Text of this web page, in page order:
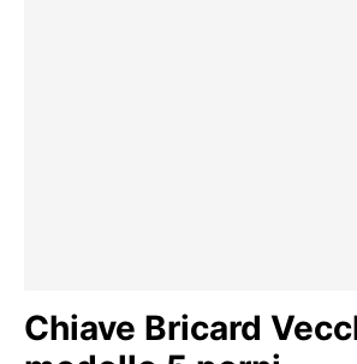
Chiave Bricard